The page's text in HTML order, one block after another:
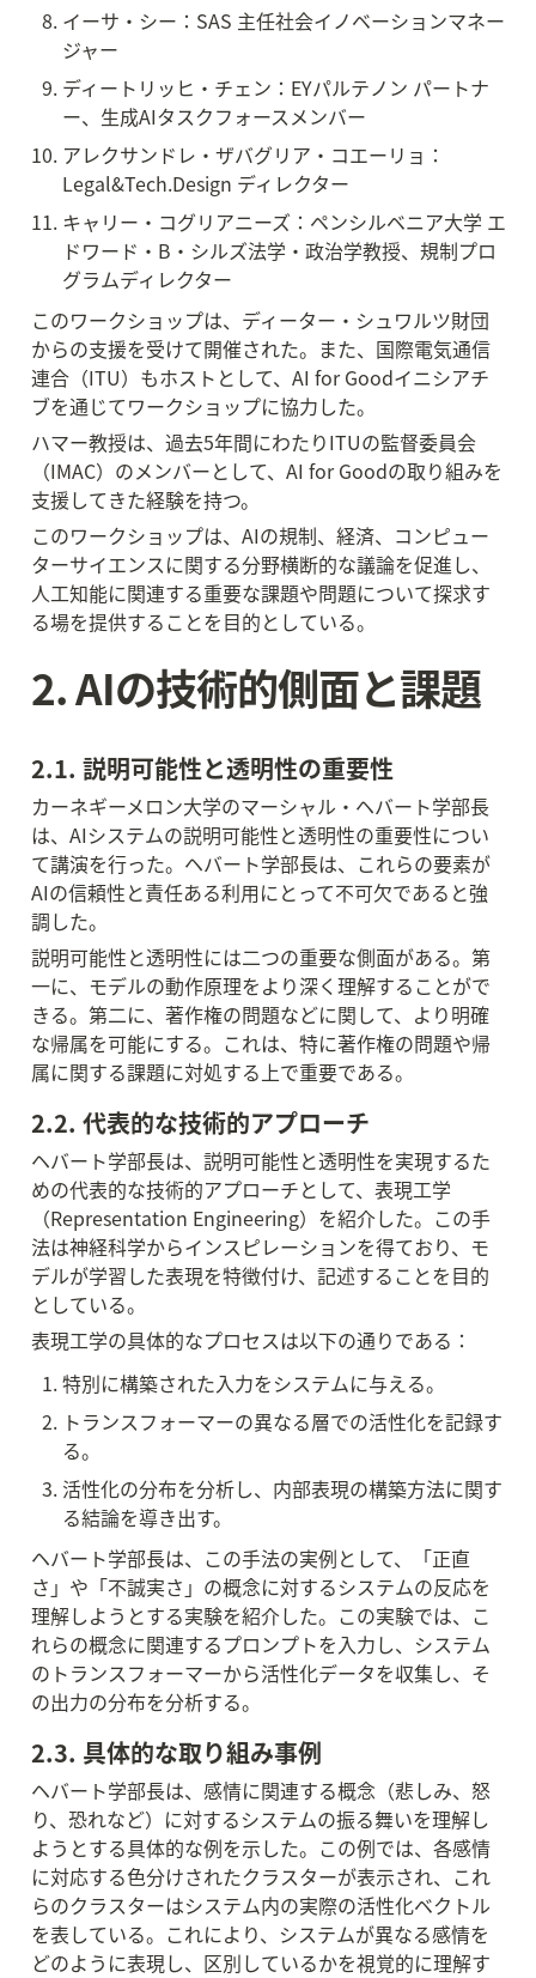
イーサ・シー：SAS 主任社会イノベーションマネー
ジャー
ディートリッヒ・チェン：EYパルテノン パートナ
ー、生成AIタスクフォースメンバー
アレクサンドレ・ザバグリア・コエーリョ：
Legal&Tech.Design ディレクター
キャリー・コグリアニーズ：ペンシルベニア大学 エ
ドワード・B・シルズ法学・政治学教授、規制プロ
グラムディレクター
このワークショップは、ディーター・シュワルツ財団
からの支援を受けて開催された。また、国際電気通信
連合（ITU）もホストとして、AI for Goodイニシアチ
ブを通じてワークショップに協力した。
ハマー教授は、過去5年間にわたりITUの監督委員会
（IMAC）のメンバーとして、AI for Goodの取り組みを
支援してきた経験を持つ。
このワークショップは、AIの規制、経済、コンピュー
ターサイエンスに関する分野横断的な議論を促進し、
人工知能に関連する重要な課題や問題について探求す
る場を提供することを目的としている。
2. AIの技術的側面と課題
2.1. 説明可能性と透明性の重要性
カーネギーメロン大学のマーシャル・ヘバート学部長
は、AIシステムの説明可能性と透明性の重要性につい
て講演を行った。ヘバート学部長は、これらの要素が
AIの信頼性と責任ある利用にとって不可欠であると強
調した。
説明可能性と透明性には二つの重要な側面がある。第
一に、モデルの動作原理をより深く理解することがで
きる。第二に、著作権の問題などに関して、より明確
な帰属を可能にする。これは、特に著作権の問題や帰
属に関する課題に対処する上で重要である。
2.2. 代表的な技術的アプローチ
ヘバート学部長は、説明可能性と透明性を実現するた
めの代表的な技術的アプローチとして、表現工学
（Representation Engineering）を紹介した。この手
法は神経科学からインスピレーションを得ており、モ
デルが学習した表現を特徴付け、記述することを目的
としている。
表現工学の具体的なプロセスは以下の通りである：
特別に構築された入力をシステムに与える。
トランスフォーマーの異なる層での活性化を記録す
る。
活性化の分布を分析し、内部表現の構築方法に関す
る結論を導き出す。
ヘバート学部長は、この手法の実例として、「正直
さ」や「不誠実さ」の概念に対するシステムの反応を
理解しようとする実験を紹介した。この実験では、こ
れらの概念に関連するプロンプトを入力し、システム
のトランスフォーマーから活性化データを収集し、そ
の出力の分布を分析する。
2.3. 具体的な取り組み事例
ヘバート学部長は、感情に関連する概念（悲しみ、怒
り、恐れなど）に対するシステムの振る舞いを理解し
ようとする具体的な例を示した。この例では、各感情
に対応する色分けされたクラスターが表示され、これ
らのクラスターはシステム内の実際の活性化ベクトル
を表している。これにより、システムが異なる感情を
どのように表現し、区別しているかを視覚的に理解す